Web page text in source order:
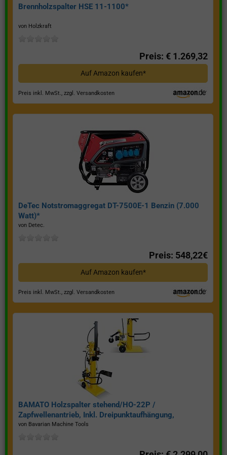
Brennholzspalter HSE 11-1100*
von Holzkraft
Preis: € 1.269,32
Auf Amazon kaufen*
Preis inkl. MwSt., zzgl. Versandkosten
DeTec Notstromaggregat DT-7500E-1 Benzin (7.000
Watt)*
von Detec.
Preis: 548,22€
Auf Amazon kaufen*
Preis inkl. MwSt., zzgl. Versandkosten
BAMATO Holzspalter stehend/HO-22P /
Zapfwellenantrieb, Inkl. Dreipunktaufhängung,
Spaltkraft 22 Tonnen*
von Bavarian Machine Tools